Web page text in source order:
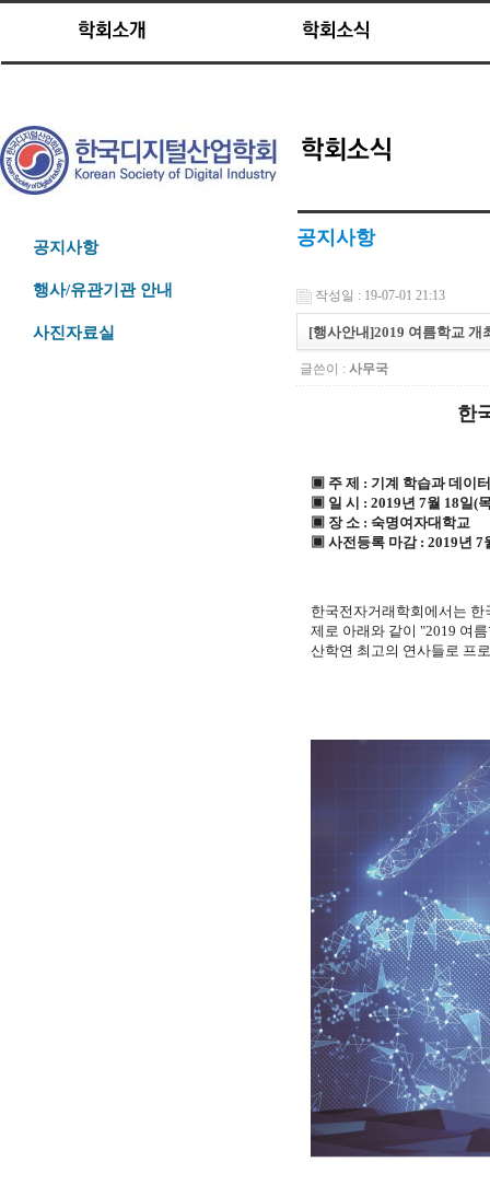
공지사항
행사/유관기관 안내
사진자료실
공지사항
작성일 : 19-07-01 21:13
[행사안내]2019 여름학교 개
글쓴이 : 사무국
한
▣ 주 제 : 기계 학습과 데이
▣ 일 시 : 2019년 7월 18일(
▣ 장 소 : 숙명여자대학교
▣ 사전등록 마감 : 2019년 7
한국전자거래학회에서는
제로 아래와 같이 "2019 여
산학연 최고의 연사들로 프